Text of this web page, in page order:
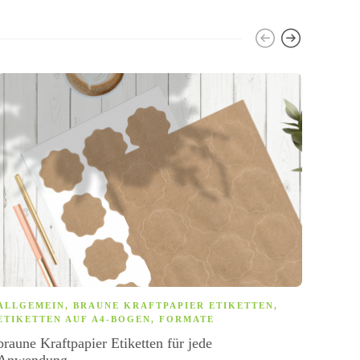
, BRAUNE KRAFTPAPIER ETIKETTEN,
AUF A4-BOGEN, FORMATE
Kraftpapier Etiketten für jede